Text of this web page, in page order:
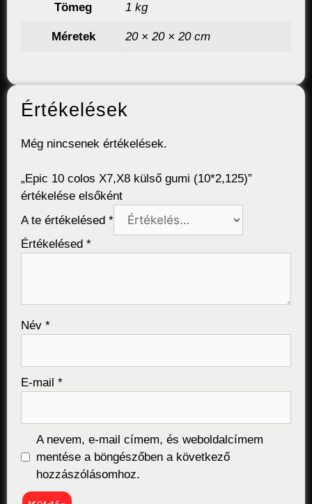
Tömeg 1 kg
Méretek 20 × 20 × 20 cm
Értékelések
Még nincsenek értékelések.
„Epic 10 colos X7,X8 külső gumi (10*2,125)”
értékelése elsőként
A te értékelésed *
Értékelésed *
Név *
E-mail *
A nevem, e-mail címem, és weboldalcímem
mentése a böngészőben a következő
hozzászólásomhoz.